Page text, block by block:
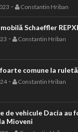
- Constantin Hriban
Schaeffler
- Constantin Hriban
comune la ruletă
- Constantin Hriban
de vehicule Dacia au
Mioveni